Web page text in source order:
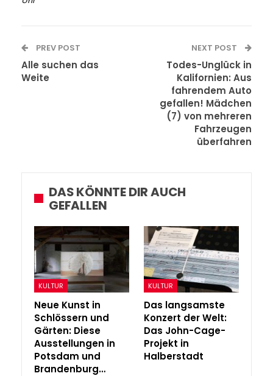
PREV POST
Alle suchen das
Weite
NEXT POST
Todes-Unglück in
Kalifornien: Aus
fahrendem Auto
gefallen! Mädchen
(7) von mehreren
Fahrzeugen
überfahren
DAS KÖNNTE DIR AUCH
GEFALLEN
KULTUR
Neue Kunst in
Schlössern und
Gärten: Diese
Ausstellungen in
Potsdam und
Brandenburg…
KULTUR
Das langsamste
Konzert der Welt:
Das John-Cage-
Projekt in
Halberstadt